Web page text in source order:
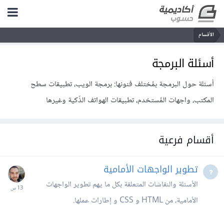
الأقسام
أسئلة البرمجة
أسئلة حول البرمجة بمُختلف فنونها: برمجة الويب، تطبيقات سطح
المكتب، واجهات المُستخدم، تطبيقات الهواتف الذّكية وغيرها
أقسام فرعية
تطوير الواجهات الأمامية
الأسئلة والنقاشات المتعلقة بكل ما يهم تطوير الواجهات
الأمامية، من HTML و CSS و إطارات عملها.